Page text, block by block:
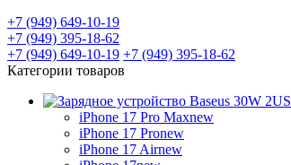
+7 (949) 649-10-19
+7 (949) 395-18-62
+7 (949) 649-10-19 +7 (949) 395-18-62
Категории товаров
iPhone 17 Pro Maxnew
iPhone 17 Pronew
iPhone 17 Airnew